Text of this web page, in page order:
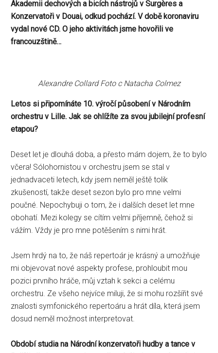
Akademii dechových a bicích nástrojů v Surgères a
Konzervatoři v Douai, odkud pochází. V době koronaviru
vydal nové CD. O jeho aktivitách jsme hovořili ve
francouzštině…
Alexandre Collard Foto c Natacha Colmez
Letos si připomínáte 10. výročí působení v Národním
orchestru v Lille. Jak se ohlížíte za svou jubilejní profesní
etapou?
Deset let je dlouhá doba, a přesto mám dojem, že to bylo
včera! Sólohornistou v orchestru jsem se stal v
jednadvaceti letech, kdy jsem neměl ještě tolik
zkušeností, takže deset sezon bylo pro mne velmi
poučné. Nepochybuji o tom, že i dalších deset let mne
obohatí. Mezi kolegy se cítím velmi příjemně, čehož si
vážím. Vždy je pro mne potěšením s nimi hrát.
Jsem hrdý na to, že náš repertoár je krásný a umožňuje
mi objevovat nové aspekty profese, prohloubit mou
pozici prvního hráče, můj vztah k sekci a celému
orchestru. Ze všeho nejvíce miluji, že si mohu rozšířit své
znalosti symfonického repertoáru a hrát díla, která jsem
dosud neměl možnost interpretovat.
Období studia na Národní konzervatoři hudby a tance v